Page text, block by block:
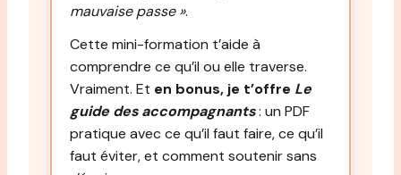
mauvaise passe ».
Cette mini-formation t’aide à
comprendre ce qu’il ou elle traverse.
Vraiment. Et en bonus, je t’offre Le
guide des accompagnants: un PDF
pratique avec ce qu’il faut faire, ce qu’il
faut éviter, et comment soutenir sans